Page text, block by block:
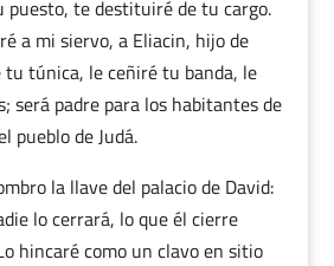
puesto, te destituiré de tu cargo.
a mi siervo, a Eliacin, hijo de
tu túnica, le ceñiré tu banda, le
será padre para los habitantes de
pueblo de Judá.
la llave del palacio de David:
lo cerrará, lo que él cierre
hincaré como un clavo en sitio